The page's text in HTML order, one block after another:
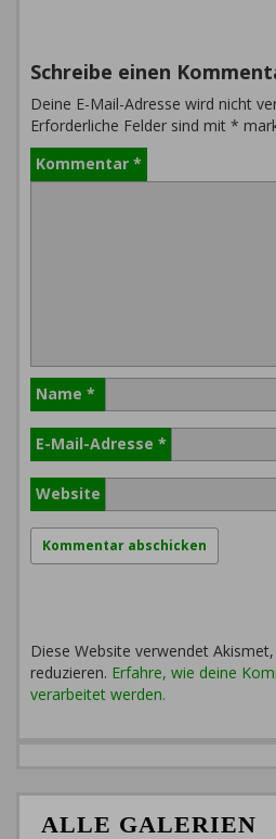
Schreibe einen
Deine E-Mail-Adresse wird nicht
Erforderliche Felder sind mit *
Kommentar *
Name *
E-Mail-Adresse *
Website
Diese Website verwendet
reduzieren. Erfahre, wie deine
verarbeitet werden.
ALLE GALERIEN